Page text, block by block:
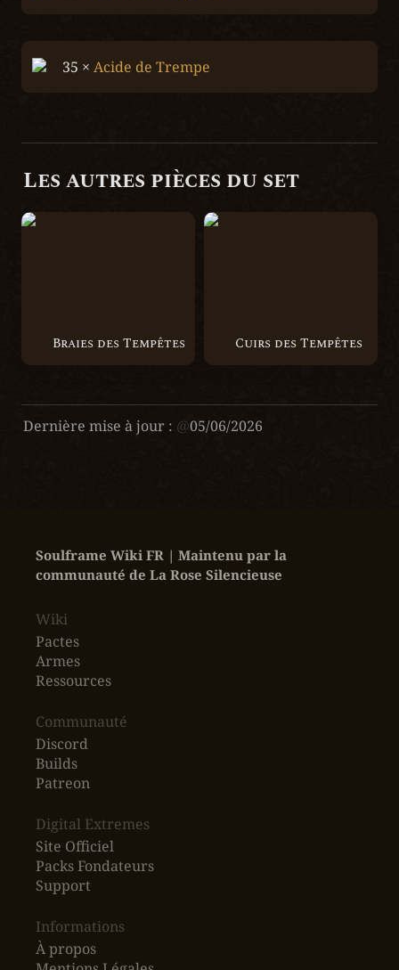
35 × Acide de Trempe
Les autres pièces du set
Braies des Tempêtes
Braies des Tempêtes
Cuirs des Tempêtes
Cuirs des Tempêtes
Dernière mise à jour : @05/06/2026
Soulframe Wiki FR | Maintenu par la
communauté de La Rose Silencieuse
Wiki
Pactes
Armes
Ressources
‎Communauté
Discord
Builds
Patreon
Digital Extremes
Site Officiel
Packs Fondateurs
Support
Informations
À propos